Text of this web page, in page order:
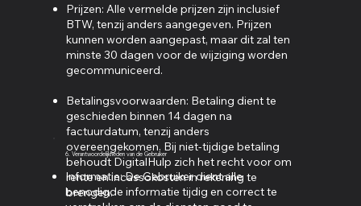
Prijzen: Alle vermelde prijzen zijn inclusief
BTW, tenzij anders aangegeven. Prijzen
kunnen worden aangepast, maar dit zal ten
minste 30 dagen voor de wijziging worden
gecommuniceerd.
Betalingsvoorwaarden: Betaling dient te
geschieden binnen 14 dagen na
factuurdatum, tenzij anders
overeengekomen. Bij niet-tijdige betaling
behoudt DigitalHulp zich het recht voor om
rente en incassokosten in rekening te
brengen.
6. Verantwoordelijkheden van de Gebruiker
Informatie: De Gebruiker dient alle
benodigde informatie tijdig en correct te